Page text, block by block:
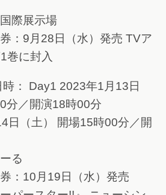
際展示場
：9月28日（水）発売 TVア
巻に封入
時： Day1 2023年1月13日
分／開演18時00分
日（土） 開場15時00分／開
る
：10月19日（水）発売